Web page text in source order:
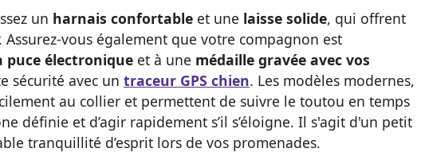
un harnais confortable et une laisse solide, qui offrent
vous également que votre compagnon est
puce électronique et à une médaille gravée avec vos
sécurité avec un traceur GPS chien. Les modèles modernes,
au collier et permettent de suivre le toutou en temps
définie et d’agir rapidement s’il s’éloigne. Il s'agit d'un petit
tranquillité d’esprit lors de vos promenades.